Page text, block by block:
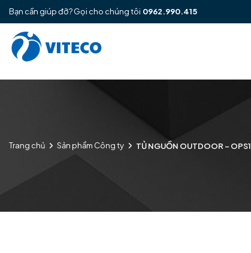
Bạn cần giúp đỡ? Gọi cho chúng tôi 0962.990.415
Trang chủ Sản phẩm Công ty TỦ NGUỒN OUTDOOR – OPS1